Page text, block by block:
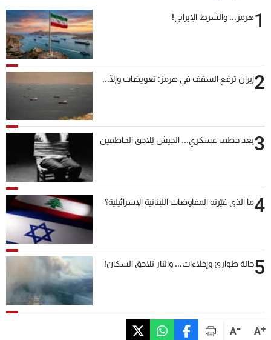
A+
A-
1هرمز... والشرط الإيراني!
2إيران ترفع السقف في هرمز: تعويضات وإلّا...
3بعد خطف عسكري... الجيش يُلاحق الخاطفين
4ما الذي غيّرته المفاوضات اللبنانية الإسرائيلية؟
5حالة طوارئ وإخلاءات... والنار تلاحق السكان!